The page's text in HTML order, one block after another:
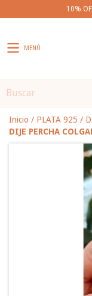
10%
MENÚ
Inicio / PLATA 925 /
DIJE PERCHA